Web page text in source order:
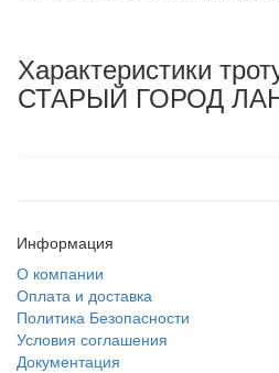
Характеристики
СТАРЫЙ ГОРОД
Информация
О компании
Оплата и доставка
Политика Безопасности
Условия соглашения
Документация